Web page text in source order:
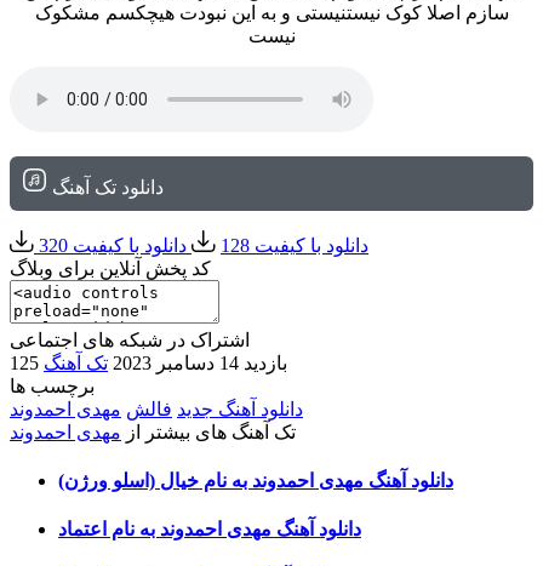
سازم اصلا کوک نیستنیستی و به این نبودت هیچکسم مشکوک
نیست
دانلود تک آهنگ
دانلود با کیفیت 128
دانلود با کیفیت 320
کد پخش آنلاین برای وبلاگ
اشتراک در شبکه های اجتماعی
125 بازدید 14 دسامبر 2023
تک آهنگ
برچسب ها
دانلود آهنگ جدید فالش مهدی احمدوند
تک آهنگ های بیشتر از مهدی احمدوند
دانلود آهنگ مهدی احمدوند به نام خیال (اسلو ورژن)
دانلود آهنگ مهدی احمدوند به نام اعتماد